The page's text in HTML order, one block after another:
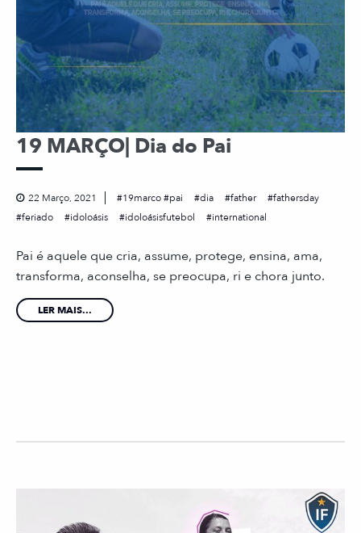
19 MARÇO| Dia do Pai
22 Março, 2021 19marco #pai dia father
fathersday
feriado
idoloásis idoloásisfutebol international
Pai é aquele que cria, assume, protege, ensina, ama,
transforma, aconselha, se preocupa, ri e chora junto.
LER MAIS...